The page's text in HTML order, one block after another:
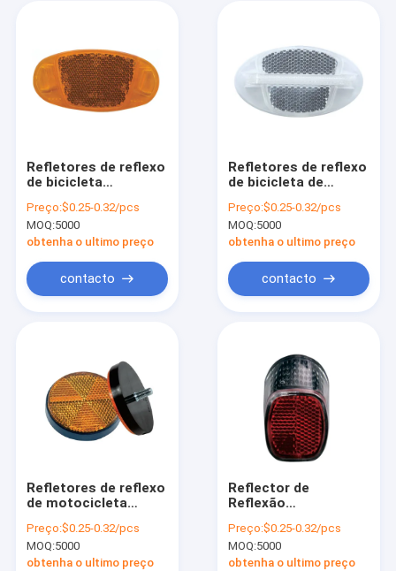
Refletores de reflexo
de bicicleta
Preço:$0.25-0.32/pcs
MOQ:5000
obtenha o ultimo preço
contacto
Refletores de reflexo
de bicicleta de
personalizados
Preço:$0.25-0.32/pcs
MOQ:5000
obtenha o ultimo preço
contacto
Refletores de reflexo
de motocicleta
Preço:$0.25-0.32/pcs
MOQ:5000
obtenha o ultimo preço
Reflector de
Reflexão
Bicicletas de
Montanha
Preço:$0.25-0.32/pcs
MOQ:5000
obtenha o ultimo preço